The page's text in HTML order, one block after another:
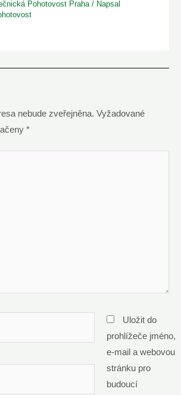
Pohotovost Praha / Napsal
nebude zveřejněna. Vyžadované
*
Uložit do
prohlížeče jméno,
e-mail a webovou
stránku pro
budoucí